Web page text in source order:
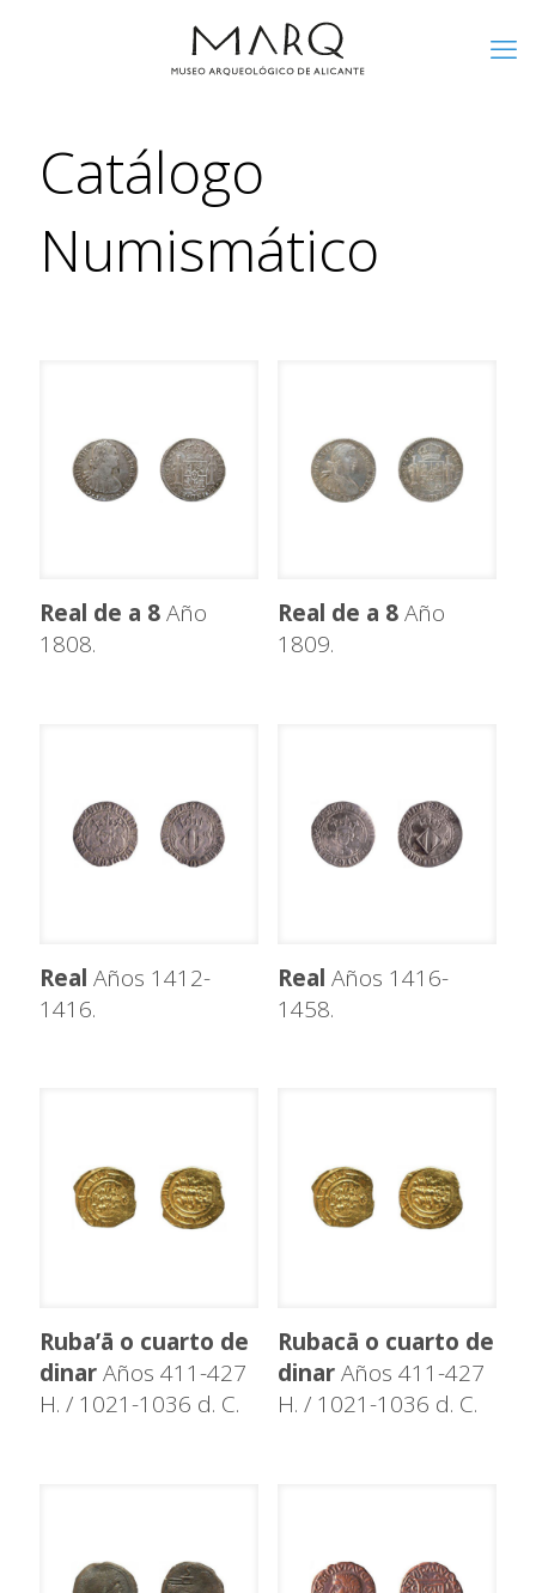
Catálogo
Numismático
Real de a 8Año
1808.
Real de a 8Año
1809.
Real Años 1412-
1416.
Real Años 1416-
1458.
Ruba’ā o cuarto de
dinarAños 411-427
H. / 1021-1036 d. C.
Rubacā o cuarto de
dinarAños 411-427
H. / 1021-1036 d. C.